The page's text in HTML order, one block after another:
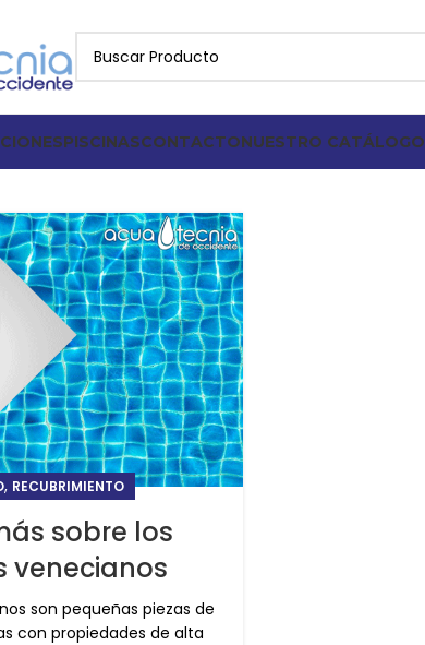
PISCINASCONTACTONUESTRO CATÁLOGO
, RECUBRIMIENTO
sobre los
venecianos
son pequeñas piezas de
con propiedades de alta